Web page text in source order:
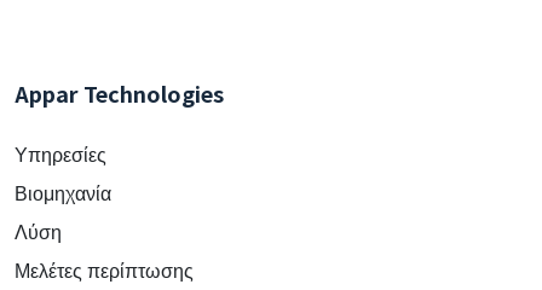
Appar Technologies
Υπηρεσίες
Βιομηχανία
Λύση
Μελέτες περίπτωσης